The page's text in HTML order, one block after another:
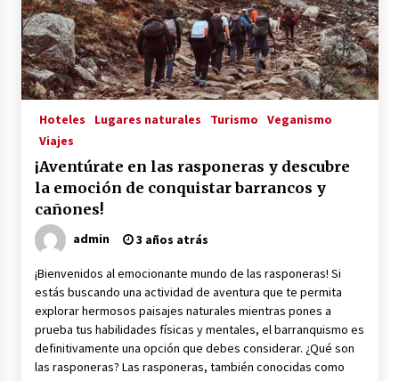
Hoteles Lugares naturales Turismo
Veganismo
Viajes
¡Aventúrate en las rasponeras y descubre
la emoción de conquistar barrancos y
cañones!
admin 3 años atrás
¡Bienvenidos al emocionante mundo de las rasponeras! Si
estás buscando una actividad de aventura que te permita
explorar hermosos paisajes naturales mientras pones a
prueba tus habilidades físicas y mentales, el barranquismo es
definitivamente una opción que debes considerar. ¿Qué son
las rasponeras? Las rasponeras, también conocidas como